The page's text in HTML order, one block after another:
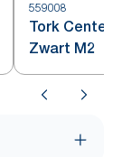
559008
Tork
Zwart M2